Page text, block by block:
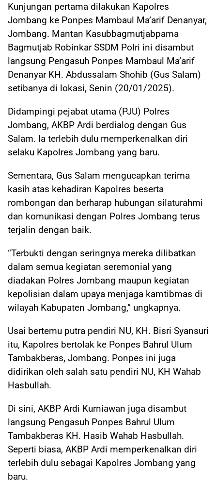
Kunjungan pertama dilakukan Kapolres
Jombang ke Ponpes Mambaul Ma’arif Denanyar,
Jombang. Mantan Kasubbagmutjabpama
Bagmutjab Robinkar SSDM Polri ini disambut
langsung Pengasuh Ponpes Mambaul Ma’arif
Denanyar KH. Abdussalam Shohib (Gus Salam)
setibanya di lokasi, Senin (20/01/2025).
Didampingi pejabat utama (PJU) Polres
Jombang, AKBP Ardi berdialog dengan Gus
Salam. Ia terlebih dulu memperkenalkan diri
selaku Kapolres Jombang yang baru.
Sementara, Gus Salam mengucapkan terima
kasih atas kehadiran Kapolres beserta
rombongan dan berharap hubungan silaturahmi
dan komunikasi dengan Polres Jombang terus
terjalin dengan baik.
“Terbukti dengan seringnya mereka dilibatkan
dalam semua kegiatan seremonial yang
diadakan Polres Jombang maupun kegiatan
kepolisian dalam upaya menjaga kamtibmas di
wilayah Kabupaten Jombang,” ungkapnya.
Usai bertemu putra pendiri NU, KH. Bisri Syansuri
itu, Kapolres bertolak ke Ponpes Bahrul Ulum
Tambakberas, Jombang. Ponpes ini juga
didirikan oleh salah satu pendiri NU, KH Wahab
Hasbullah.
Di sini, AKBP Ardi Kurniawan juga disambut
langsung Pengasuh Ponpes Bahrul Ulum
Tambakberas KH. Hasib Wahab Hasbullah.
Seperti biasa, AKBP Ardi memperkenalkan diri
terlebih dulu sebagai Kapolres Jombang yang
baru.